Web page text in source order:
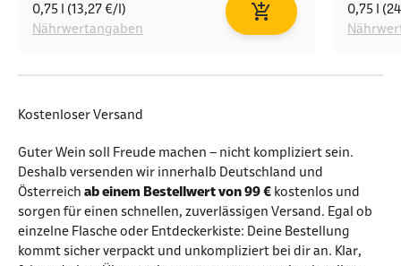
0,75 l (13,27 €/l)
Nährwertangaben
In den Warenkorb
0,75 l
Kostenloser Versand
Guter Wein soll Freude machen – nicht kompliziert sein.
Deshalb versenden wir innerhalb Deutschland und
Österreich ab einem Bestellwert von 99 € kostenlos und
sorgen für einen schnellen, zuverlässigen Versand. Egal ob
einzelne Flasche oder Entdeckerkiste: Deine Bestellung
kommt sicher verpackt und unkompliziert bei dir an. Klar,